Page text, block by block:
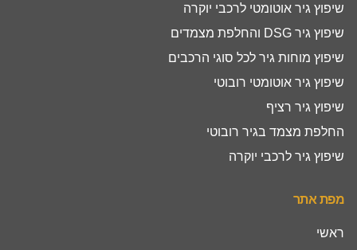
שיפוץ גיר אוטומטי לרכבי יוקרה
שיפוץ גיר DSG והחלפת מצמדים
שיפוץ מוחות גיר לכל סוגי הרכבים
שיפוץ גיר אוטומטי רובוטי
שיפוץ גיר רציף
החלפת מצמד בגיר רובוטי
שיפוץ גיר לרכבי יוקרה
מפת אתר
ראשי